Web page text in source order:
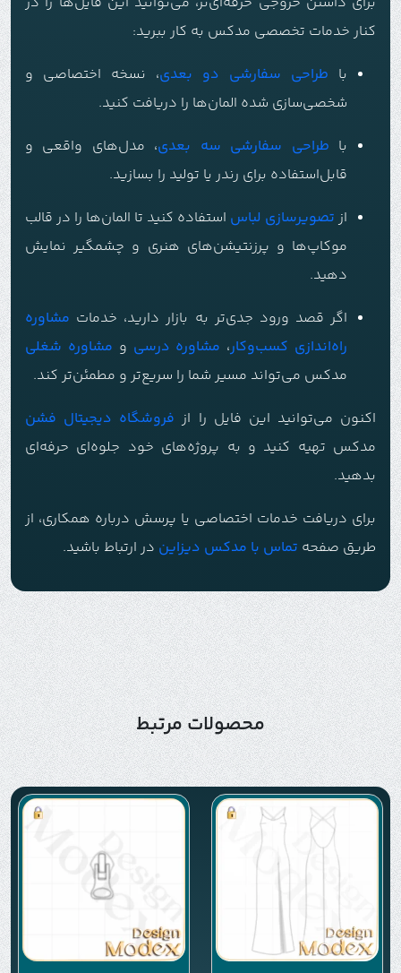
کنار خدمات تخصصی مدکس به کار ببرید:
با طراحی سفارشی دو بعدی، نسخه اختصاصی و
شخصی‌سازی شده المان‌ها را دریافت کنید.
با طراحی سفارشی سه بعدی، مدل‌های واقعی و
قابل‌استفاده برای رندر یا تولید را بسازید.
از تصویرسازی لباس استفاده کنید تا المان‌ها را در قالب
موکاپ‌ها و پرزنتیشن‌های هنری و چشمگیر نمایش
دهید.
اگر قصد ورود جدی‌تر به بازار دارید، خدمات مشاوره
راه‌اندازی کسب‌وکار، مشاوره درسی و مشاوره شغلی
مدکس می‌تواند مسیر شما را سریع‌تر و مطمئن‌تر کند.
اکنون می‌توانید این فایل را از فروشگاه دیجیتال فشن
مدکس تهیه کنید و به پروژه‌های خود جلوه‌ای حرفه‌ای
بدهید.
برای دریافت خدمات اختصاصی یا پرسش درباره همکاری، از
طریق صفحه تماس با مدکس دیزاین در ارتباط باشید.
محصولات مرتبط